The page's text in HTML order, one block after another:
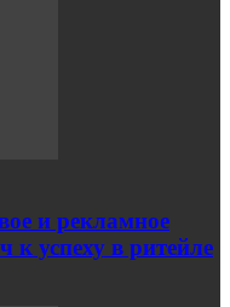
и рекламное
к успеху в ритейле